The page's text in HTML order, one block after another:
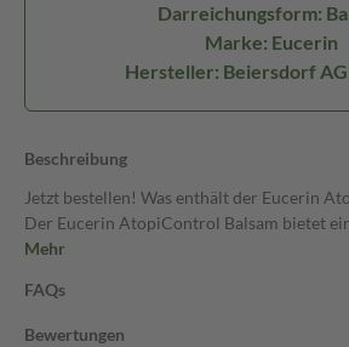
Darreichungsform:
Marke: Eucerin
Hersteller: Beiersdorf
Beschreibung
Jetzt bestellen! Was enthält der Eucerin
Der Eucerin AtopiControl Balsam bietet
Mehr
FAQs
Bewertungen